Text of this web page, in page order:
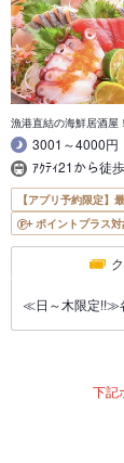
漁港直結の海鮮居酒屋！
3001～4000円
ｱｸﾃｨ21から徒
【アプリ予約限定】
ポイントプラス
≪日～木限定!!≫
下記